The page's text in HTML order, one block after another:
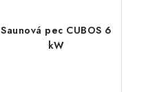
Saunová pec CUBOS 6
kW